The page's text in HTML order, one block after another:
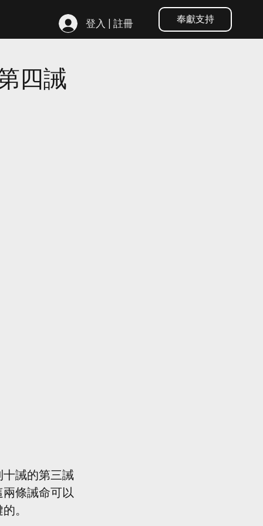
登入 | 註冊 奉獻支持
四誡
誡的第三誡
條誡命可以
。